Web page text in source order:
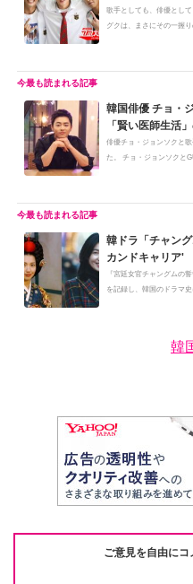
歌手としても、俳優とし
グクは、まさにその一握
韓国俳優 チョ・
「賢い医師生活
俳優チョ・ジョンソクと
た。 チョ・ジョンソクと
韓ドラ「チャン
カンドキャリア'
『宮廷女官チャングムの
を記録し、韓国のドラマ
韓
ご意見を自由にコ